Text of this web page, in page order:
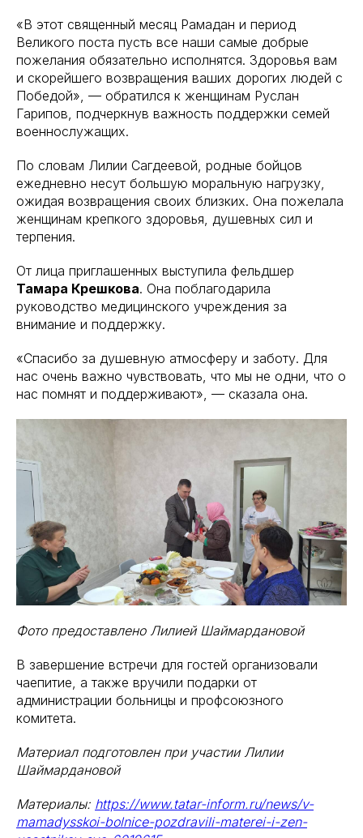
«В этот священный месяц Рамадан и период
Великого поста пусть все наши самые добрые
пожелания обязательно исполнятся. Здоровья вам
и скорейшего возвращения ваших дорогих людей с
Победой», — обратился к женщинам Руслан
Гарипов, подчеркнув важность поддержки семей
военнослужащих.
По словам Лилии Сагдеевой, родные бойцов
ежедневно несут большую моральную нагрузку,
ожидая возвращения своих близких. Она пожелала
женщинам крепкого здоровья, душевных сил и
терпения.
От лица приглашенных выступила фельдшер
Тамара Крешкова. Она поблагодарила
руководство медицинского учреждения за
внимание и поддержку.
«Спасибо за душевную атмосферу и заботу. Для
нас очень важно чувствовать, что мы не одни, что о
нас помнят и поддерживают», — сказала она.
Фото предоставлено Лилией Шаймардановой
В завершение встречи для гостей организовали
чаепитие, а также вручили подарки от
администрации больницы и профсоюзного
комитета.
Материал подготовлен при участии Лилии
Шаймардановой
Материалы: https://www.tatar-inform.ru/news/v-
mamadysskoi-bolnice-pozdravili-materei-i-zen-